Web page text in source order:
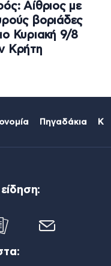
Αίθριος με
βοριάδες
Κυριακή 9/8
Κρήτη
Πηγαδάκια